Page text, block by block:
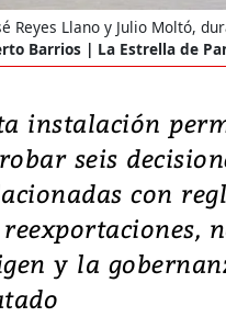
Reyes Llano y Julio Moltó,
Barrios | La Estrella de
instalación
seis
con
reexportaciones,
y la
emergencia de